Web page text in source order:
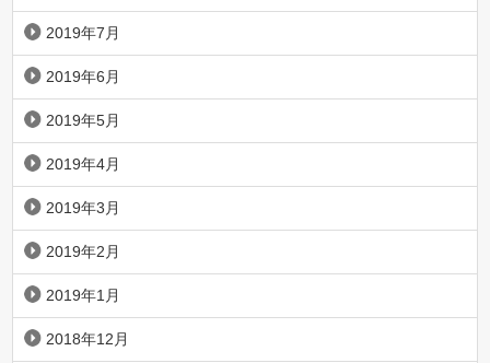
2019年7月
2019年6月
2019年5月
2019年4月
2019年3月
2019年2月
2019年1月
2018年12月